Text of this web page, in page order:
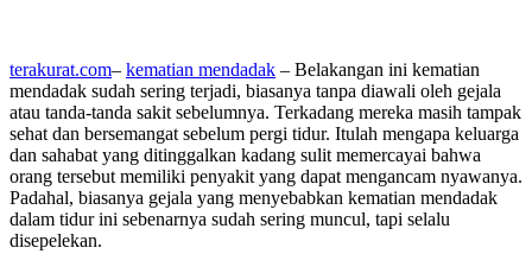
terakurat.com– kematian mendadak – Belakangan ini kematian
mendadak sudah sering terjadi, biasanya tanpa diawali oleh gejala
atau tanda-tanda sakit sebelumnya. Terkadang mereka masih tampak
sehat dan bersemangat sebelum pergi tidur. Itulah mengapa keluarga
dan sahabat yang ditinggalkan kadang sulit memercayai bahwa
orang tersebut memiliki penyakit yang dapat mengancam nyawanya.
Padahal, biasanya gejala yang menyebabkan kematian mendadak
dalam tidur ini sebenarnya sudah sering muncul, tapi selalu
disepelekan.